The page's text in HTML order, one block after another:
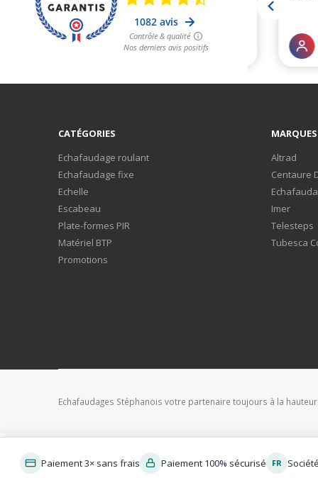
CATÉGORIES
Echafaudage roulant
Echafaudage fixe
Echelle
Escabeau
Plate-formes PIR
Matériel BTP
Promotions
MARQUES
Altrad
Centaure
Imer
Telesteps
Tubesca
Echafaudages Stéphanois votre partenaire toujours à la hauteur.
Paiement 3× sans frais Paiement 100% sécurisé FR